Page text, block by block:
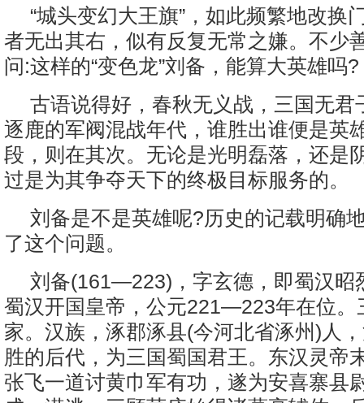
“城头变幻大王旗”，如此频繁地改换
者无出其右，似有反复无常之嫌。不少
问:这样的“变色龙”刘备，能算大英雄吗?
古语说得好，春秋无义战，三国无君
逐鹿的军阀混战年代，谁胜出谁便是英
段，则在其次。无论是光明磊落，还是
过是为其争夺天下的终极目标服务的。
刘备是不是英雄呢?历史的记载明确
了这个问题。
刘备(161—223)，字玄德，即蜀汉昭
蜀汉开国皇帝，公元221—223年在位。
家。汉族，涿郡涿县(今河北省涿州)人
胜的后代，为三国蜀国君王。东汉灵帝
张飞一道讨黄巾军有功，遂为安喜寨县